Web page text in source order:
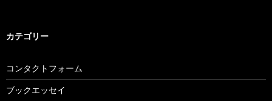
カテゴリー
コンタクトフォーム
ブックエッセイ